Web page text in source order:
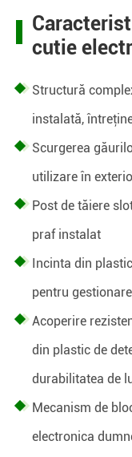
cutie
Structură
instalată,
Scurgerea
utilizare în
Post de tăiere
praf instalat
Incinta din
pentru
Acoperire
din plastic de
durabilitatea de
Mecanism de
electronica